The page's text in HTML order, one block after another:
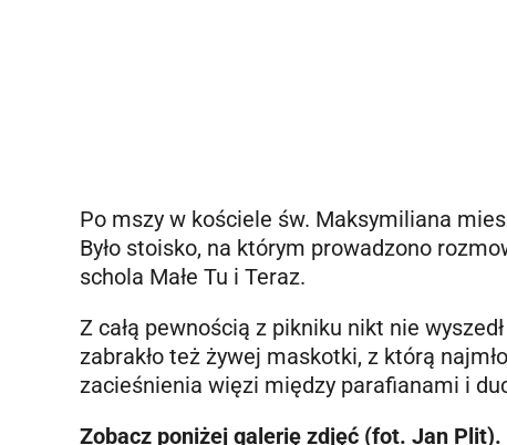
Po mszy w kościele św. Maksymiliana
Było stoisko, na którym prowadzono
schola Małe Tu i Teraz.
Z całą pewnością z pikniku nikt nie
zabrakło też żywej maskotki, z którą
zacieśnienia więzi między parafianami i
Zobacz poniżej galerię zdjęć (fot. Jan Plit).